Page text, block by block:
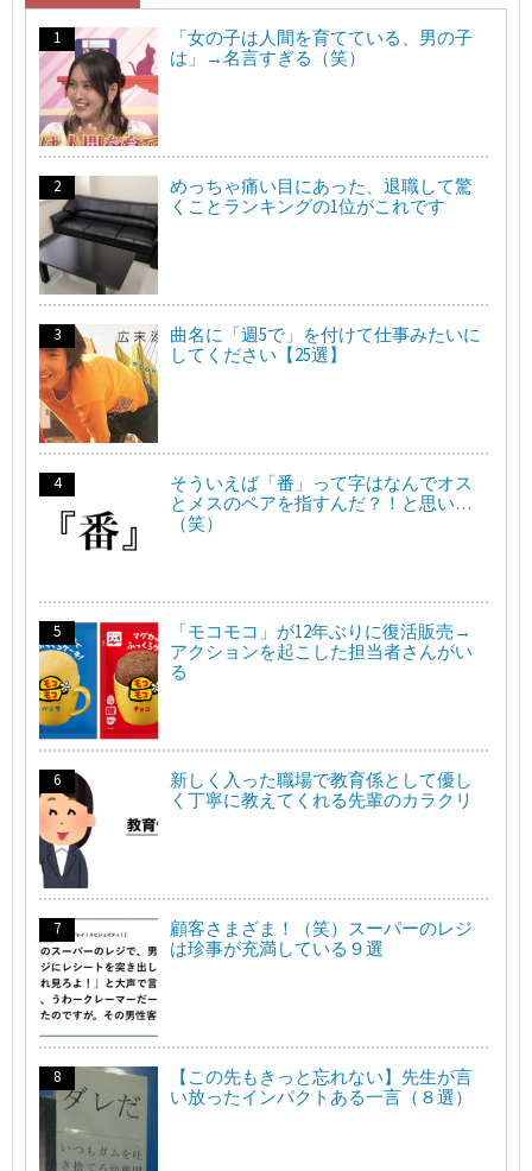
「女の子は人間を育てている、男の子
は」→名言すぎる（笑）
めっちゃ痛い目にあった、退職して驚
くことランキングの1位がこれです
曲名に「週5で」を付けて仕事みたいに
してください【25選】
そういえば「番」って字はなんでオス
とメスのペアを指すんだ？！と思い…
（笑）
「モコモコ」が12年ぶりに復活販売→
アクションを起こした担当者さんがい
る
新しく入った職場で教育係として優し
く丁寧に教えてくれる先輩のカラクリ
顧客さまざま！（笑）スーパーのレジ
は珍事が充満している９選
【この先もきっと忘れない】先生が言
い放ったインパクトある一言（８選）